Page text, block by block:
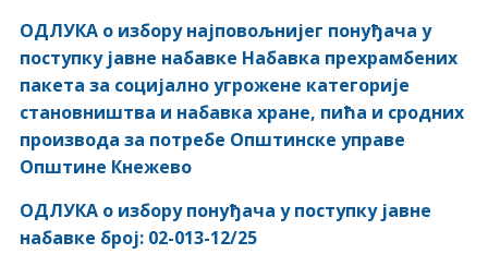
ОДЛУКА о избору најповољнијег понуђача у
поступку јавне набавке Набавка прехрамбених
пакета за социјално угрожене категорије
становништва и набавка хране, пића и сродних
производа за потребе Општинске управе
Општине Кнежево
ОДЛУКА о избору понуђача у поступку јавне
набавке број: 02-013-12/25